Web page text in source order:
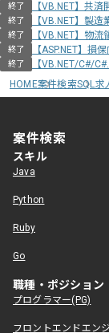
終了 【VB.NET】共済
終了 【VB.NET】製
終了 【VB.NET】物
終了 【ASP.NET】損
終了
【VB.NET/C#/
HOME案件検索SQL求
案件検索
スキル
Java
Python
Ruby
Go
職種・ポジション
プログラマー(PG)
フロントエンドエン